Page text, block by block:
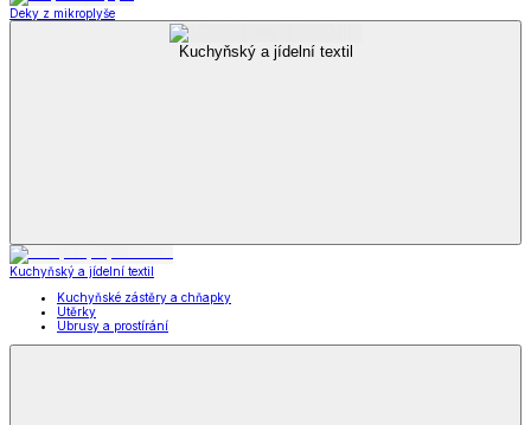
Deky z mikroplyše
Kuchyňský a jídelní textil
Kuchyňský a jídelní textil
Kuchyňské zástěry a chňapky
Utěrky
Ubrusy a prostírání